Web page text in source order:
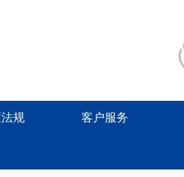
规 客户服务